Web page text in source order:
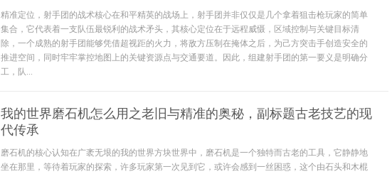
精准定位，射手团的战术核心在和平精英的战场上，射手团并非仅仅是几个拿着狙击枪玩家的简单
集合，它代表着一支队伍最锐利的战术矛头，其核心定位在于远程威慑，区域控制与关键目标清
除，一个成熟的射手团能够凭借超视距的火力，将敌方压制在掩体之后，为己方突击手创造安全的
推进空间，同时牢牢掌控地图上的关键资源点与交通要道。因此，组建射手团的第一要义是明确分
工，队...
我的世界磨石机怎么用之老旧与精准的奥秘，副标题古老技艺的现
代传承
磨石机的核心认知在广袤无垠的我的世界方块世界中，磨石机是一个独特而古老的工具，它静静地
坐在那里，等待着玩家的探索，许多玩家第一次见到它，或许会感到一丝困惑，这个由石头和木棍